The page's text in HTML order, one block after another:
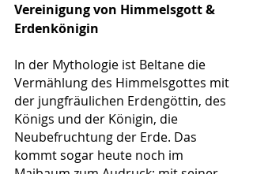
Vereinigung von Himmelsgott &
Erdenkönigin
In der Mythologie ist Beltane die
Vermählung des Himmelsgottes mit
der jungfräulichen Erdengöttin, des
Königs und der Königin, die
Neubefruchtung der Erde. Das
kommt sogar heute noch im